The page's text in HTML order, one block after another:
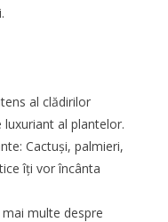
al clădirilor
al plantelor.
Cactuși, palmieri,
îți vor încânta
multe despre